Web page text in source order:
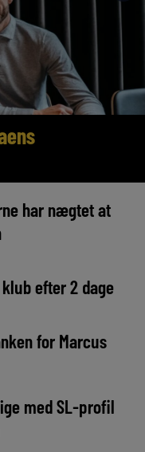
har nægtet at
efter 2 dage
for Marcus
med SL-profil